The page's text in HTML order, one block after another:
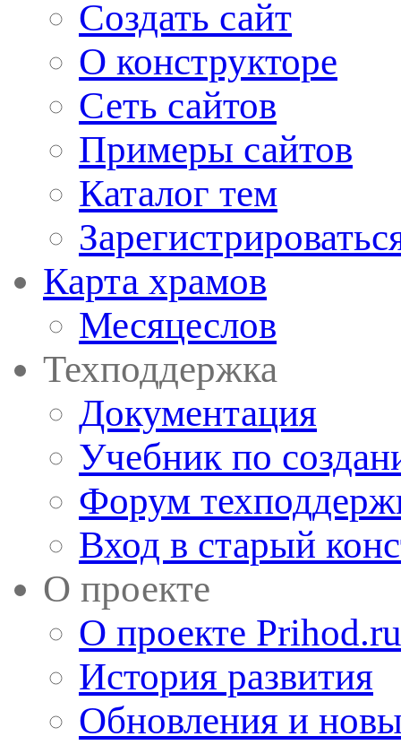
Создать сайт
О конструкторе
Сеть сайтов
Примеры сайтов
Каталог тем
Карта храмов
Месяцеслов
Техподдержка
Документация
Учебник по
Форум
Вход в старый
О проекте
О проекте Prihod.ru
История развития
Обновления и